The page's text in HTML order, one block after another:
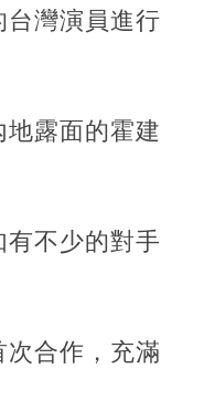
台灣演員進行
露面的霍建
不少的對手
合作，充滿